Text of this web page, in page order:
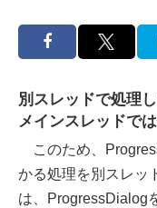
別スレッドで処理
メインスレッドで
このため、
かる処理を別スレッ
は、ProgressDialog